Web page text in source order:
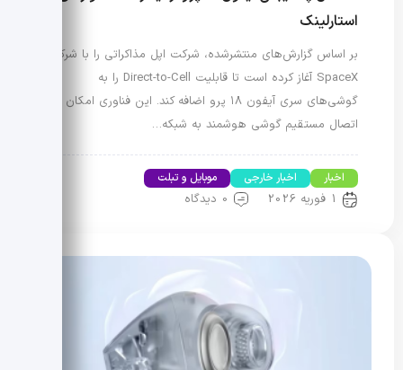
استارلینک
بر اساس گزارش‌های منتشرشده، شرکت اپل مذاکراتی را با شرکت
SpaceX آغاز کرده است تا قابلیت Direct-to-Cell را به
گوشی‌های سری آیفون ۱۸ پرو اضافه کند. این فناوری امکان
اتصال مستقیم گوشی هوشمند به شبکه…
اخبار اخبار خارجی موبایل و تبلت
1 فوریه 2026 0 دیدگاه